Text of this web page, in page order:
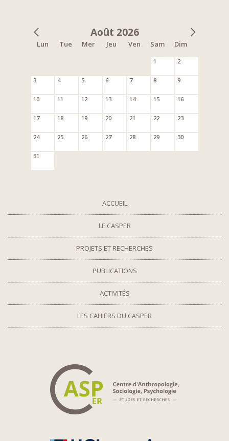
Août 2026
Lun Tue Mer Jeu Ven Sam Dim
1 2
3 4 5 6 7 8 9
10 11 12 13 14 15 16
17 18 19 20 21 22 23
24 25 26 27 28 29 30
31
ACCUEIL
LE CASPER
PROJETS ET RECHERCHES
PUBLICATIONS
ACTIVITÉS
LES CAHIERS DU CASPER